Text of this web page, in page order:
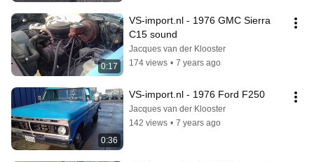
0:17
VS-import.nl - 1976 GMC Sierra
C15 sound
Jacques van der Klooster
174 views • 7 years ago
0:36
VS-import.nl - 1976 Ford F250
Jacques van der Klooster
142 views • 7 years ago